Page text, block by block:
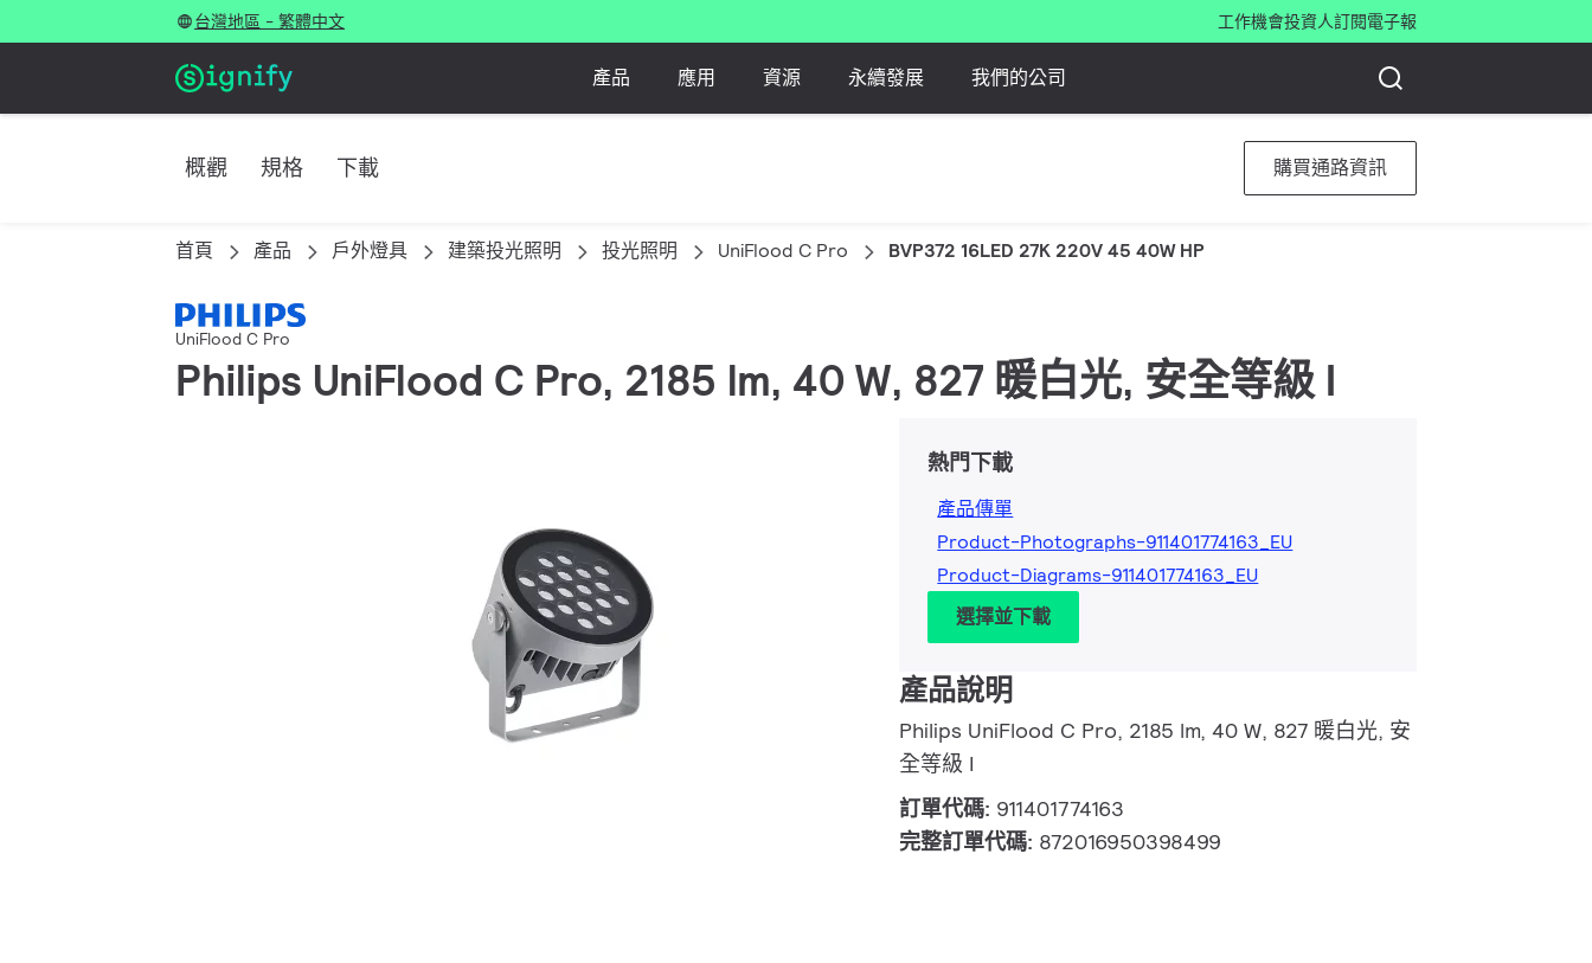
台灣地區 - 繁體中文 工作機會投資人訂閱電子報
產品 應用 資源 永續發展 我們的公司
概觀 規格 下載 購買通路資訊
首頁 產品 戶外燈具 建築投光照明 投光照明 UniFlood C Pro BVP372 16LED 27K 220V 45 40W HP
UniFlood C Pro
Philips UniFlood C Pro, 2185 lm, 40 W, 827 暖白光, 安全等級 I
熱門下載
產品傳單
Product-Photographs-911401774163_EU
Product-Diagrams-911401774163_EU
選擇並下載
產品說明
Philips UniFlood C Pro, 2185 lm, 40 W, 827 暖白光, 安
全等級 I
訂單代碼: 911401774163
完整訂單代碼: 872016950398499